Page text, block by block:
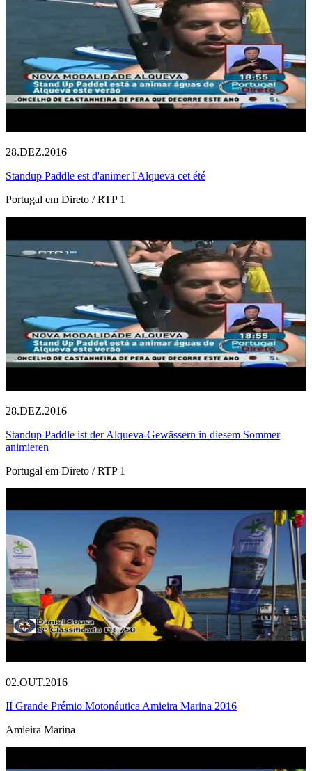
28.DEZ.2016
Standup Paddle est d'animer l'Alqueva cet été
Portugal em Direto / RTP 1
28.DEZ.2016
Standup Paddle ist der Alqueva-Gewässern in diesem Sommer
animieren
Portugal em Direto / RTP 1
02.OUT.2016
II Grande Prémio Motonáutica Amieira Marina 2016
Amieira Marina